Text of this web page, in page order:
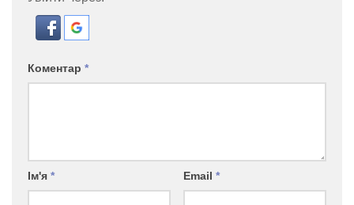
Коментар *
Ім'я * Email *